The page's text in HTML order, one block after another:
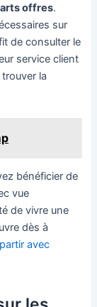
offres.
sur
de consulter le
service client
la
bénéficier de
vue
de vivre une
dès à
avec